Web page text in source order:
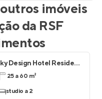
imóveis
da RSF
Sky Design Hotel Residence
25 a 60 m²
studio a 2